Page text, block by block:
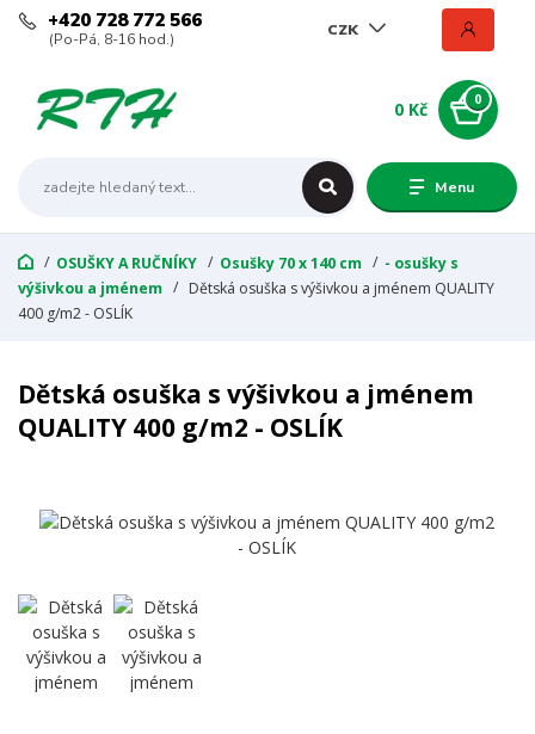
Menu
CZK
+420 728 772 566
(Po-Pá, 8-16 hod.)
0
0 Kč
OSUŠKY A RUČNÍKY Osušky 70 x 140 cm
- osušky s
výšivkou a jménem
Dětská osuška s výšivkou a jménem QUALITY
400 g/m2 - OSLÍK
Dětská osuška s výšivkou a jménem
QUALITY 400 g/m2 - OSLÍK